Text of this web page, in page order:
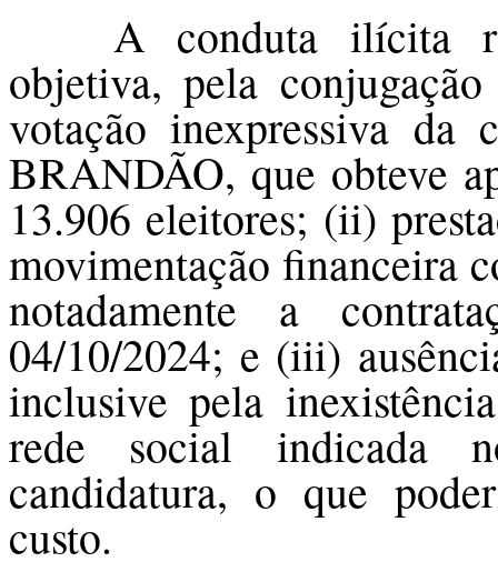
A conduta ilícita
objetiva, pela
votação inexpressiva da
BRANDÃO, que obteve
13.906 eleitores; (ii)
movimentação financeira
notadamente a
04/10/2024; e (iii)
inclusive pela
rede social indicada
candidatura, o que
custo.